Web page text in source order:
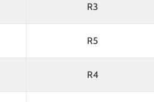
R3
R5
R4